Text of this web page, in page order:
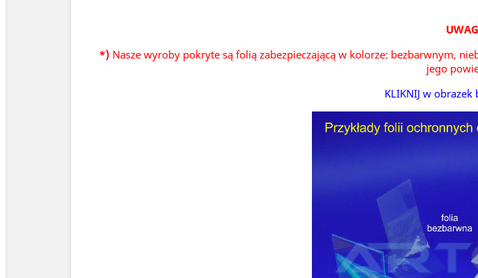
*) Nasze wyroby pokryte są folią zabezpieczającą w kolorze: bezbarwnym,
jego
KLIKNIJ w obrazek